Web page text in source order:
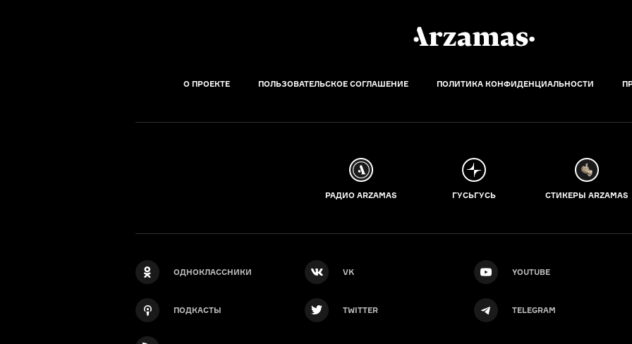
О ПРОЕКТЕ ПОЛЬЗОВАТЕЛЬСКОЕ СОГЛАШЕНИЕ ПОЛИТИКА КОНФИДЕНЦИАЛЬНОСТИ
РАДИО ARZAMAS ГУСЬГУСЬ СТИКЕРЫ ARZAMAS
ОДНОКЛАССНИКИ VK YOUTUBE
ПОДКАСТЫ TWITTER TELEGRAM